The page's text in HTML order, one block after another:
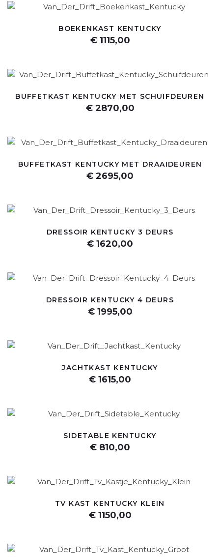
BOEKENKAST KENTUCKY
€ 1115,00
BUFFETKAST KENTUCKY MET SCHUIFDEUREN
€ 2870,00
BUFFETKAST KENTUCKY MET DRAAIDEUREN
€ 2695,00
DRESSOIR KENTUCKY 3 DEURS
€ 1620,00
DRESSOIR KENTUCKY 4 DEURS
€ 1995,00
JACHTKAST KENTUCKY
€ 1615,00
SIDETABLE KENTUCKY
€ 810,00
TV KAST KENTUCKY KLEIN
€ 1150,00